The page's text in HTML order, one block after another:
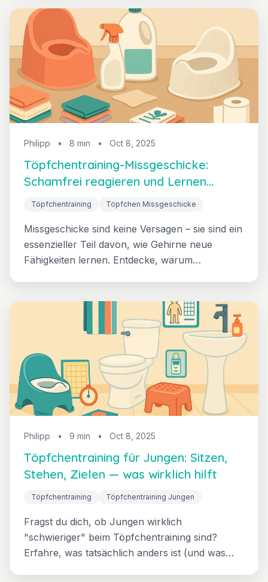
Teufelskreis durchbrichst — und warum der
"Wo du dich wohlfühlst"-Ansatz den
Machtkampf beendet.
Philipp • 8 min • Oct 8, 2025
Töpfchentraining-Missgeschicke:
Schamfrei reagieren und Lernen
fördern
Töpfchentraining Töpfchen Missgeschicke
Missgeschicke sind keine Versagen – sie sind ein
essenzieller Teil davon, wie Gehirne neue
Fähigkeiten lernen. Entdecke, warum
Probleme Sorgen machen solltest und das "kein
großes Ding"-Methode, das echtes Lernen
Philipp • 9 min • Oct 8, 2025
Töpfchentraining für Jungen: Sitzen,
Stehen, Zielen — was wirklich hilft
Töpfchentraining Töpfchentraining Jungen
Fragst du dich, ob Jungen wirklich
"schwieriger" beim Töpfchentraining sind?
Erfahre, was tatsächlich anders ist (und was